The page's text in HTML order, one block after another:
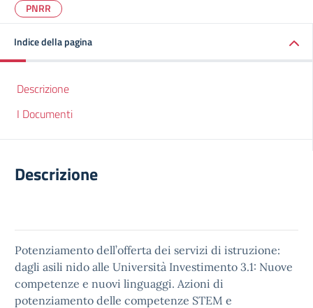
PNRR
Indice della pagina
Descrizione
I Documenti
Descrizione
Potenziamento dell’offerta dei servizi di istruzione:
dagli asili nido alle Università Investimento 3.1: Nuove
competenze e nuovi linguaggi. Azioni di
potenziamento delle competenze STEM e